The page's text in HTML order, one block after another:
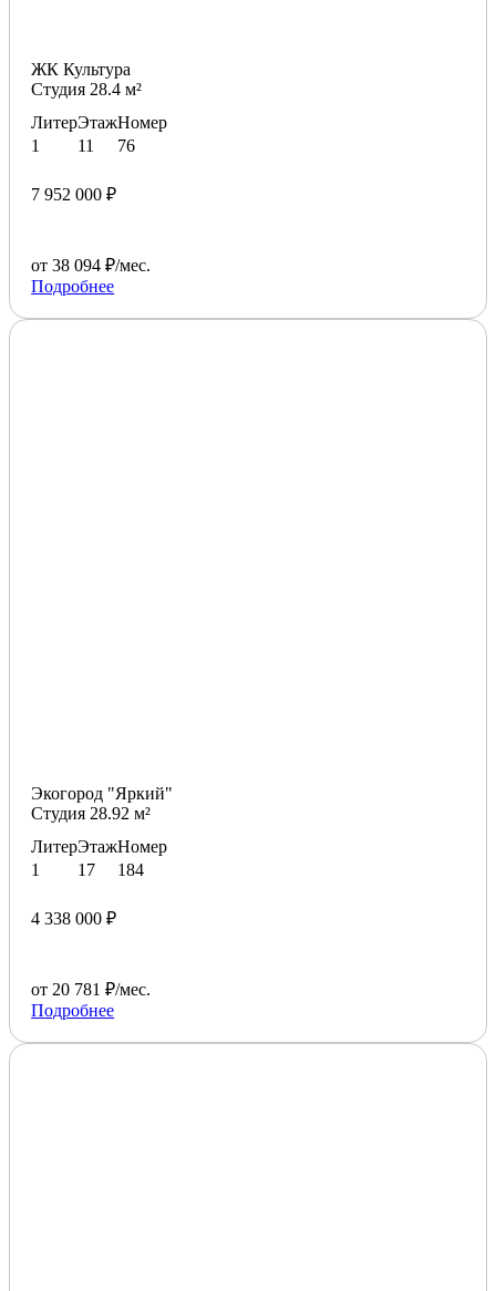
ЖК Культура
Студия 28.4 м²
Литер
1
Этаж
11
Номер
76
7 952 000 ₽
от 38 094 ₽/мес.
Подробнее
Экогород "Яркий"
Студия 28.92 м²
Литер
1
Этаж
17
Номер
184
4 338 000 ₽
от 20 781 ₽/мес.
Подробнее